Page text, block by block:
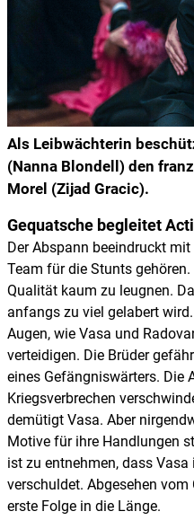
Als Leibwächterin
(Nanna Blondell) den
Morel (Zijad Gracic).
Gequatsche begleitet
Der Abspann beeindruckt
Team für die Stunts
Qualität kaum zu leugnen.
anfangs zu viel gelabert
Augen, wie Vasa und
verteidigen. Die Brüder
eines Gefängniswärters. Die
Kriegsverbrechen
demütigt Vasa. Aber
Motive für ihre Handlungen
ist zu entnehmen, dass
verschuldet. Abgesehen
erste Folge in die Länge.